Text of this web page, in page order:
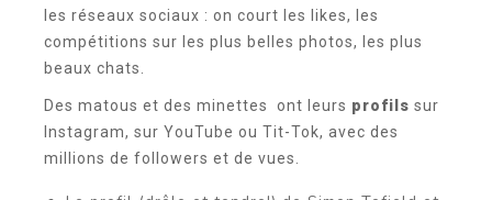
les réseaux sociaux : on court les likes, les
compétitions sur les plus belles photos, les plus
beaux chats.
Des matous et des minettes ont leurs profils sur
Instagram, sur YouTube ou Tit-Tok, avec des
millions de followers et de vues.